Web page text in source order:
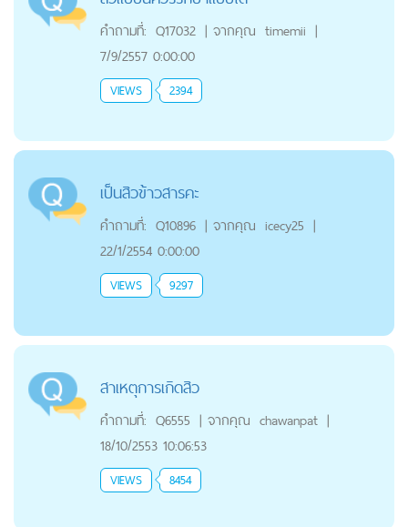
คำถามที่: Q17032 | จากคุณ timemii |
7/9/2557 0:00:00
VIEWS 2394
เป็นสิวข้าวสารคะ
คำถามที่: Q10896 | จากคุณ icecy25 |
22/1/2554 0:00:00
VIEWS 9297
สาเหตุการเกิดสิว
คำถามที่: Q6555 | จากคุณ chawanpat |
18/10/2553 10:06:53
VIEWS 8454